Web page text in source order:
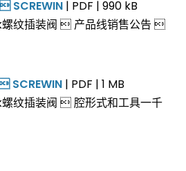
SCREWIN | PDF | 990 kB
纹插装阀  产品线销售公告 
SCREWIN | PDF | 1 MB
纹插装阀  腔形式和工具一千